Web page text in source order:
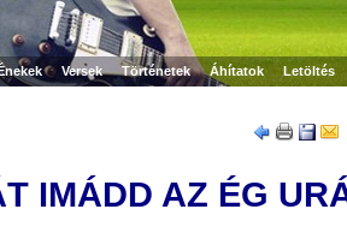
Versek Történetek Áhítatok Letöltés
IMÁDD AZ ÉG